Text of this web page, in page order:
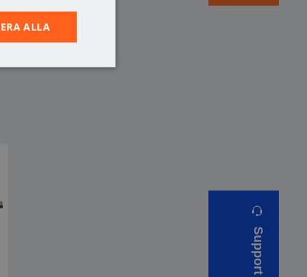
Support
ALLA